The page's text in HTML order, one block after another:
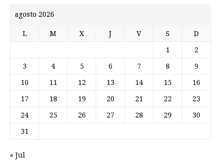
agosto 2026
L M X J V S D
1 2
3 4 5 6 7 8 9
10 11 12 13 14 15 16
17 18 19 20 21 22 23
24 25 26 27 28 29 30
31
« Jul